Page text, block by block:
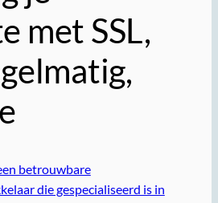
met SSL,
betrouwbare
die gespecialiseerd is in